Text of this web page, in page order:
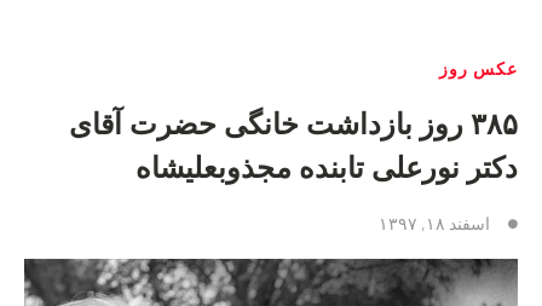
عکس روز
۳۸۵ روز بازداشت خانگی حضرت آقای
دکتر نورعلی تابنده مجذوبعلیشاه
اسفند ۱۸, ۱۳۹۷